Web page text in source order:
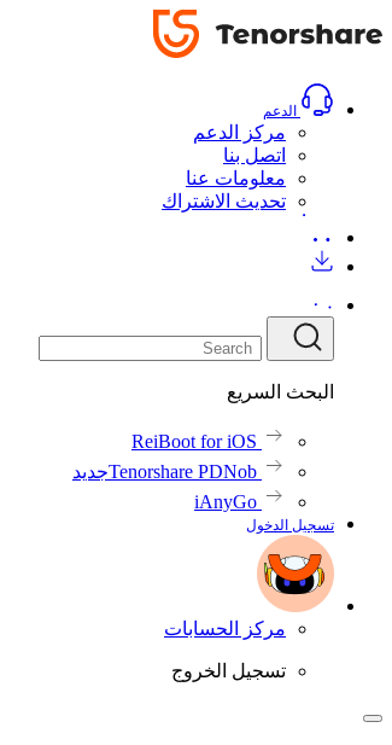
الدعم
مركز الدعم
اتصل بنا
معلومات عنا
تحديث الاشتراك
البحث السريع
ReiBoot for iOS
Tenorshare PDNobجديد
iAnyGo
تسجيل الدخول
مركز الحسابات
تسجيل الخروج